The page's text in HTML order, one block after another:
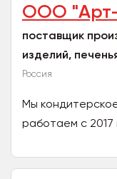
ООО
поставщик
изделий,
Россия
Мы
работаем с
производится